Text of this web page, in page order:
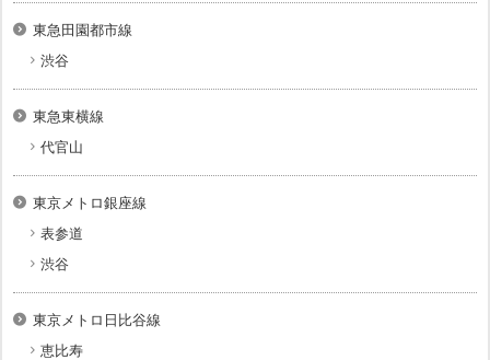
東急田園都市線
渋谷
東急東横線
代官山
東京メトロ銀座線
表参道
渋谷
東京メトロ日比谷線
恵比寿